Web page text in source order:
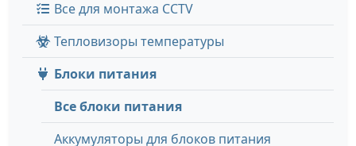
Все для монтажа CCTV
Тепловизоры температуры
Блоки питания
Все блоки питания
Аккумуляторы для блоков питания